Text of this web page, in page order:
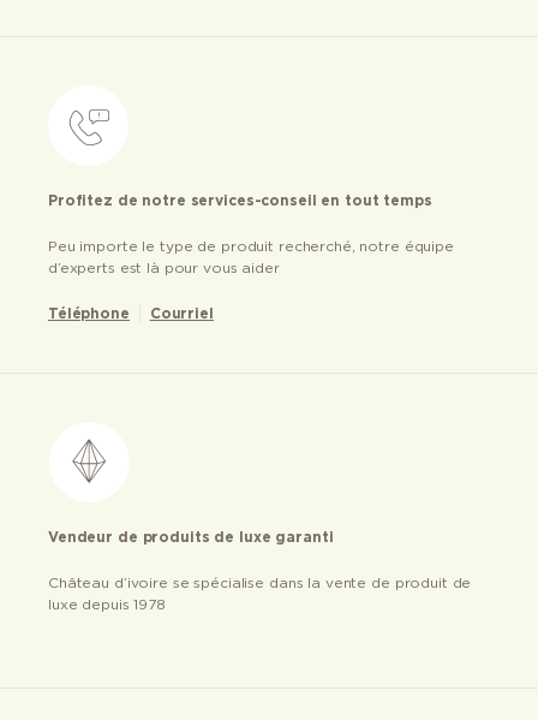
Profitez de notre services-conseil en tout temps
Peu importe le type de produit recherché, notre équipe
d’experts est là pour vous aider
Téléphone Courriel
Vendeur de produits de luxe garanti
Château d’ivoire se spécialise dans la vente de produit de
luxe depuis 1978